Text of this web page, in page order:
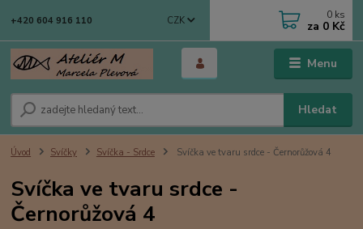
Menu
CZK
Hledat
+420 604 916 110 0 ks
za 0 Kč
Úvod Svíčky Svíčka - Srdce Svíčka ve tvaru srdce - Černorůžová 4
Svíčka ve tvaru srdce -
Černorůžová 4